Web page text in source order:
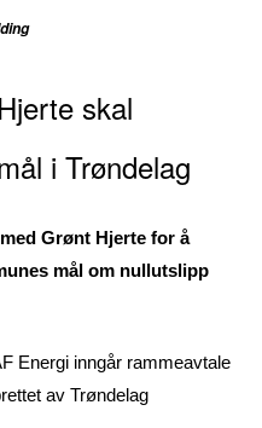
skal
i Trøndelag
Grønt Hjerte for å
mål om nullutslipp
Energi inngår rammeavtale
av Trøndelag